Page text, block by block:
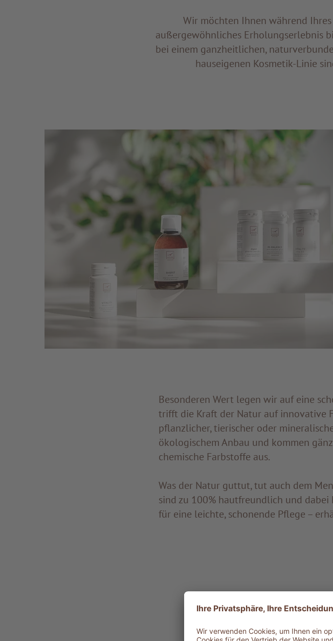
Wir möchten Ihnen während Ihres
außergewöhnliches Erholungserlebnis
bei einem ganzheitlichen,
hauseigenen Kosmetik-Linie
Besonderen Wert legen wir auf eine
trifft die Kraft der Natur auf innovative
pflanzlicher, tierischer oder
ökologischem Anbau und kommen
chemische Farbstoffe aus.
Was der Natur guttut, tut auch dem
sind zu 100% hautfreundlich und
für eine leichte, schonende Pflege –